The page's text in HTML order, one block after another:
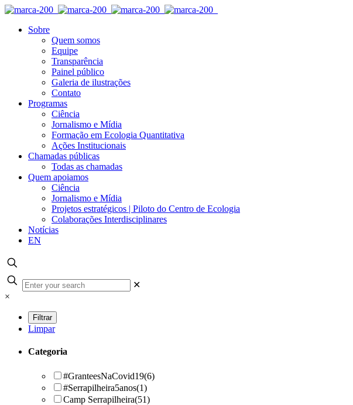
Sobre
Quem somos
Equipe
Transparência
Painel público
Galeria de ilustrações
Contato
Programas
Ciência
Jornalismo e Mídia
Formação em Ecologia Quantitativa
Ações Institucionais
Chamadas públicas
Todas as chamadas
Quem apoiamos
Ciência
Jornalismo e Mídia
Projetos estratégicos | Piloto do Centro de Ecologia
Colaborações Interdisciplinares
Notícias
EN
✕
×
Limpar
Categoria
#GranteesNaCovid19(6)
#Serrapilheira5anos(1)
Camp Serrapilheira(51)